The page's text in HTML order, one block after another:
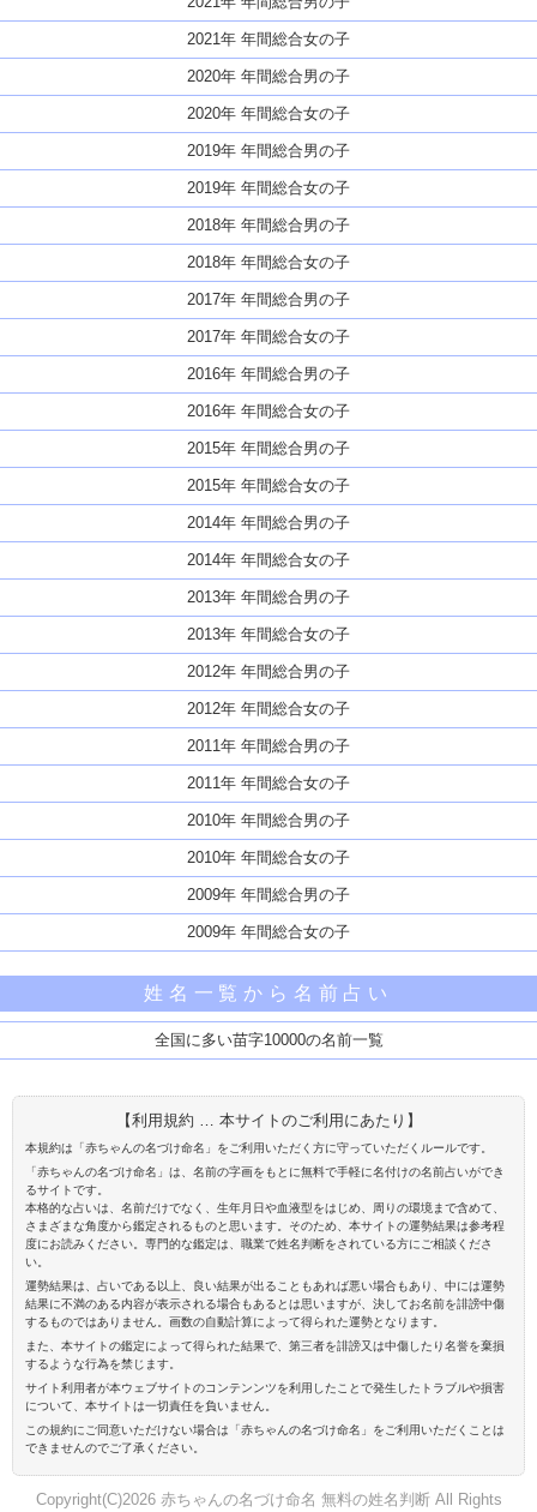
2021年 年間総合女の子
2020年 年間総合男の子
2020年 年間総合女の子
2019年 年間総合男の子
2019年 年間総合女の子
2018年 年間総合男の子
2018年 年間総合女の子
2017年 年間総合男の子
2017年 年間総合女の子
2016年 年間総合男の子
2016年 年間総合女の子
2015年 年間総合男の子
2015年 年間総合女の子
2014年 年間総合男の子
2014年 年間総合女の子
2013年 年間総合男の子
2013年 年間総合女の子
2012年 年間総合男の子
2012年 年間総合女の子
2011年 年間総合男の子
2011年 年間総合女の子
2010年 年間総合男の子
2010年 年間総合女の子
2009年 年間総合男の子
2009年 年間総合女の子
姓名一覧から名前占い
全国に多い苗字10000の名前一覧
【利用規約 … 本サイトのご利用にあたり】
本規約は「赤ちゃんの名づけ命名」をご利用いただく方に守っていただくルールです。
「赤ちゃんの名づけ命名」は、名前の字画をもとに無料で手軽に名付けの名前占いができ
るサイトです。
本格的な占いは、名前だけでなく、生年月日や血液型をはじめ、周りの環境まで含めて、
さまざまな角度から鑑定されるものと思います。そのため、本サイトの運勢結果は参考程
度にお読みください。専門的な鑑定は、職業で姓名判断をされている方にご相談くださ
い。
運勢結果は、占いである以上、良い結果が出ることもあれば悪い場合もあり、中には運勢
結果に不満のある内容が表示される場合もあるとは思いますが、決してお名前を誹謗中傷
するものではありません。画数の自動計算によって得られた運勢となります。
また、本サイトの鑑定によって得られた結果で、第三者を誹謗又は中傷したり名誉を棄損
するような行為を禁じます。
サイト利用者が本ウェブサイトのコンテンンツを利用したことで発生したトラブルや損害
について、本サイトは一切責任を負いません。
この規約にご同意いただけない場合は「赤ちゃんの名づけ命名」をご利用いただくことは
できませんのでご了承ください。
Copyright(C)2026 赤ちゃんの名づけ命名 無料の姓名判断 All Rights